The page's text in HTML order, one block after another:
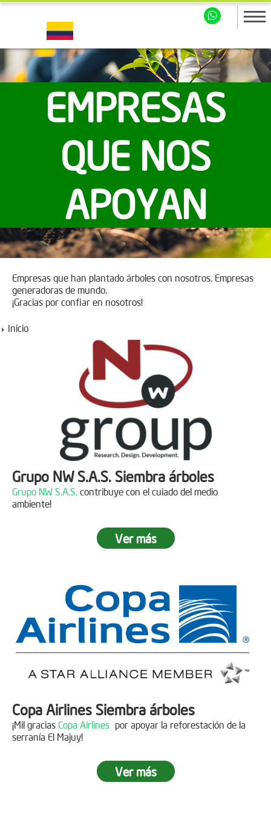
EMPRESAS
QUE NOS
APOYAN
Empresas que han plantado árboles con nosotros. Empresas
generadoras de mundo.
¡Gracias por confiar en nosotros!
Inicio
Grupo NW S.A.S. Siembra árboles
Grupo NW S.A.S. contribuye con el cuiado del medio
ambiente!
Jornada de reforestación
15 personas
Ver más
Copa Airlines Siembra árboles
¡Mil gracias Copa Airlines por apoyar la reforestación de la
serranía El Majuy!
Siembra en el Páramo Aguas Vivas
Ver más